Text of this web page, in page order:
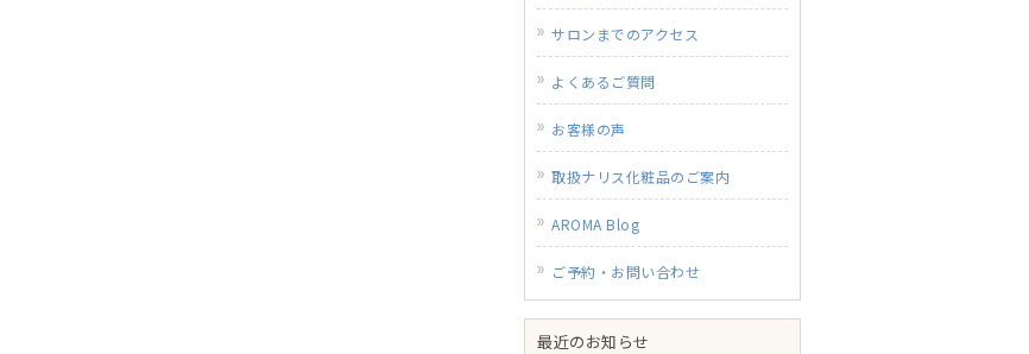
サロンまでのアクセス
よくあるご質問
お客様の声
取扱ナリス化粧品のご案内
AROMA Blog
ご予約・お問い合わせ
最近のお知らせ